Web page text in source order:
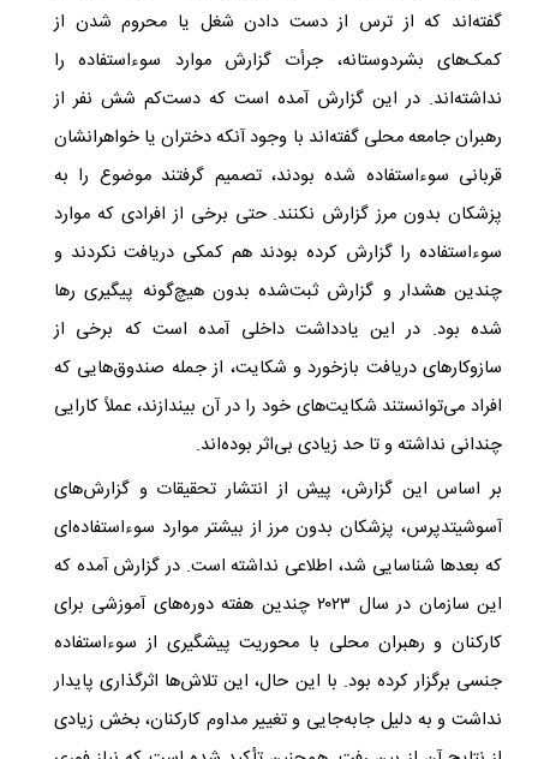
گفته‌اند که از ترس از دست دادن شغل یا محروم شدن از
کمک‌های بشردوستانه، جرأت گزارش موارد سوءاستفاده را
نداشته‌اند. در این گزارش آمده است که دست‌کم شش نفر از
رهبران جامعه محلی گفته‌اند با وجود آنکه دختران یا خواهرانشان
قربانی سوءاستفاده شده بودند، تصمیم گرفتند موضوع را به
پزشکان بدون مرز گزارش نکنند. حتی برخی از افرادی که موارد
سوءاستفاده را گزارش کرده بودند هم کمکی دریافت نکردند و
چندین هشدار و گزارش ثبت‌شده بدون هیچ‌گونه پیگیری رها
شده بود. در این یادداشت داخلی آمده است که برخی از
سازوکارهای دریافت بازخورد و شکایت، از جمله صندوق‌هایی که
افراد می‌توانستند شکایت‌های خود را در آن بیندازند، عملاً کارایی
چندانی نداشته و تا حد زیادی بی‌اثر بوده‌اند.
بر اساس این گزارش، پیش از انتشار تحقیقات و گزارش‌های
آسوشیتدپرس، پزشکان بدون مرز از بیشتر موارد سوءاستفاده‌ای
که بعدها شناسایی شد، اطلاعی نداشته است. در گزارش آمده که
این سازمان در سال ۲۰۲۳ چندین هفته دوره‌های آموزشی برای
کارکنان و رهبران محلی با محوریت پیشگیری از سوءاستفاده
جنسی برگزار کرده بود. با این حال، این تلاش‌ها اثرگذاری پایدار
نداشت و به دلیل جابه‌جایی و تغییر مداوم کارکنان، بخش زیادی